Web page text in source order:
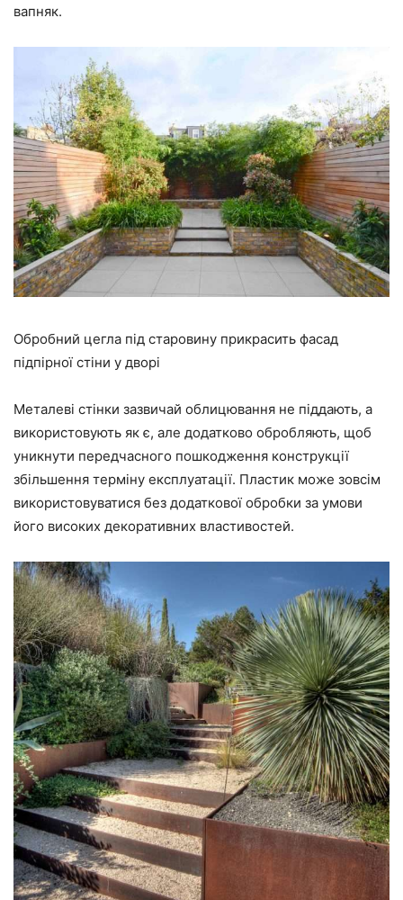
вапняк.
Обробний цегла під старовину прикрасить фасад
підпірної стіни у дворі
Металеві стінки зазвичай облицювання не піддають, а
використовують як є, але додатково обробляють, щоб
уникнути передчасного пошкодження конструкції
збільшення терміну експлуатації. Пластик може зовсім
використовуватися без додаткової обробки за умови
його високих декоративних властивостей.